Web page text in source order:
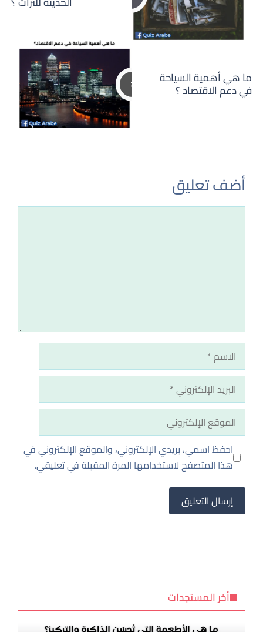
ما هي أهمية السياحة
في دعم الاقتصاد ؟
أضف تعليق
الاسم
البريد
الإلكتروني
الموقع
الإلكتروني
احفظ اسمي، بريدي الإلكتروني، والموقع الإلكتروني في
هذا المتصفح لاستخدامها المرة المقبلة في تعليقي.
أخر المستجدات